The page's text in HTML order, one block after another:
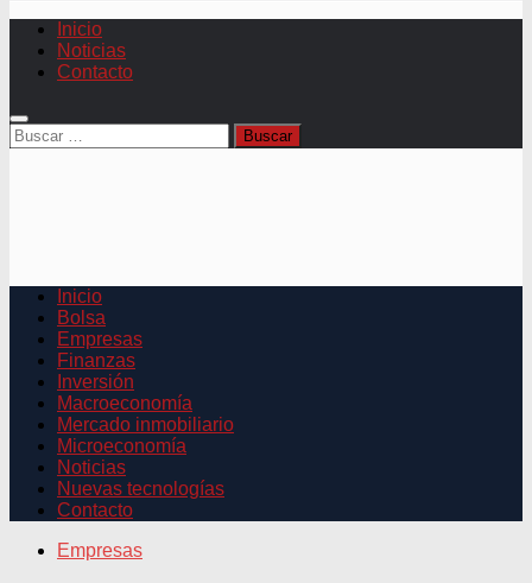
Inicio
Noticias
Contacto
Buscar:
Inicio
Bolsa
Empresas
Finanzas
Inversión
Macroeconomía
Mercado inmobiliario
Microeconomía
Noticias
Nuevas tecnologías
Contacto
Empresas